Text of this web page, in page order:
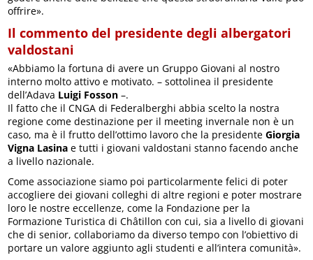
offrire».
Il commento del presidente degli albergatori
valdostani
«Abbiamo la fortuna di avere un Gruppo Giovani al nostro
interno molto attivo e motivato. – sottolinea il presidente
dell’Adava Luigi Fosson –.
Il fatto che il CNGA di Federalberghi abbia scelto la nostra
regione come destinazione per il meeting invernale non è un
caso, ma è il frutto dell’ottimo lavoro che la presidenteGiorgia
Vigna Lasina e tutti i giovani valdostani stanno facendo anche
a livello nazionale.
Come associazione siamo poi particolarmente felici di poter
accogliere dei giovani colleghi di altre regioni e poter mostrare
loro le nostre eccellenze, come la Fondazione per la
Formazione Turistica di Châtillon con cui, sia a livello di giovani
che di senior, collaboriamo da diverso tempo con l’obiettivo di
portare un valore aggiunto agli studenti e all’intera comunità».